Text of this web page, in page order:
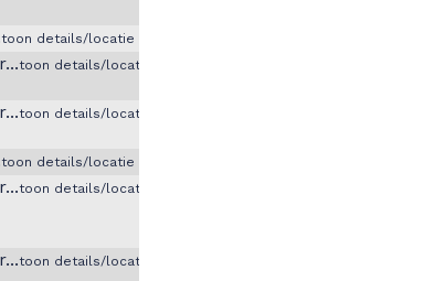
toon details/locatie
toon details/locatie
toon details/locatie
toon details/locatie
toon details/locatie
toon details/locatie